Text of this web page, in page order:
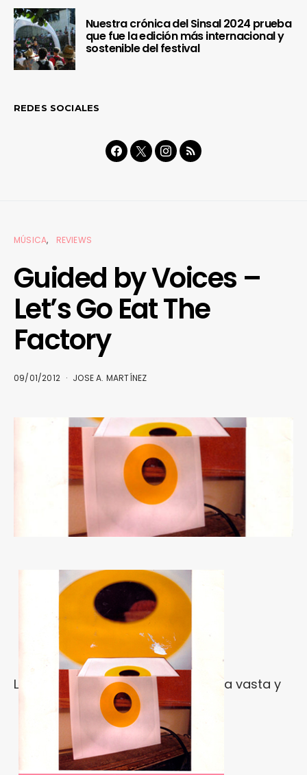
Nuestra crónica del Sinsal 2024 prueba
que fue la edición más internacional y
sostenible del festival
REDES SOCIALES
MÚSICA REVIEWS
Guided by Voices –
Let’s Go Eat The
Factory
09/01/2012 JOSE A. MARTÍNEZ
L a vasta y